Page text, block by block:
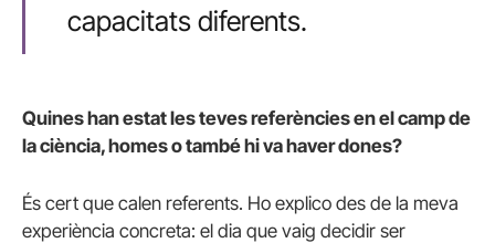
capacitats diferents.
Quines han estat les teves referències en el camp de
la ciència, homes o també hi va haver dones?
És cert que calen referents. Ho explico des de la meva
experiència concreta: el dia que vaig decidir ser